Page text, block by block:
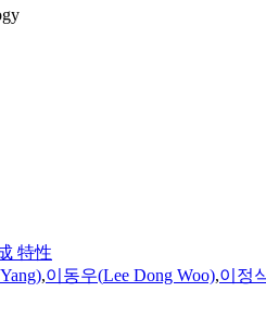
特性
,이동우(Lee Dong Woo),이정